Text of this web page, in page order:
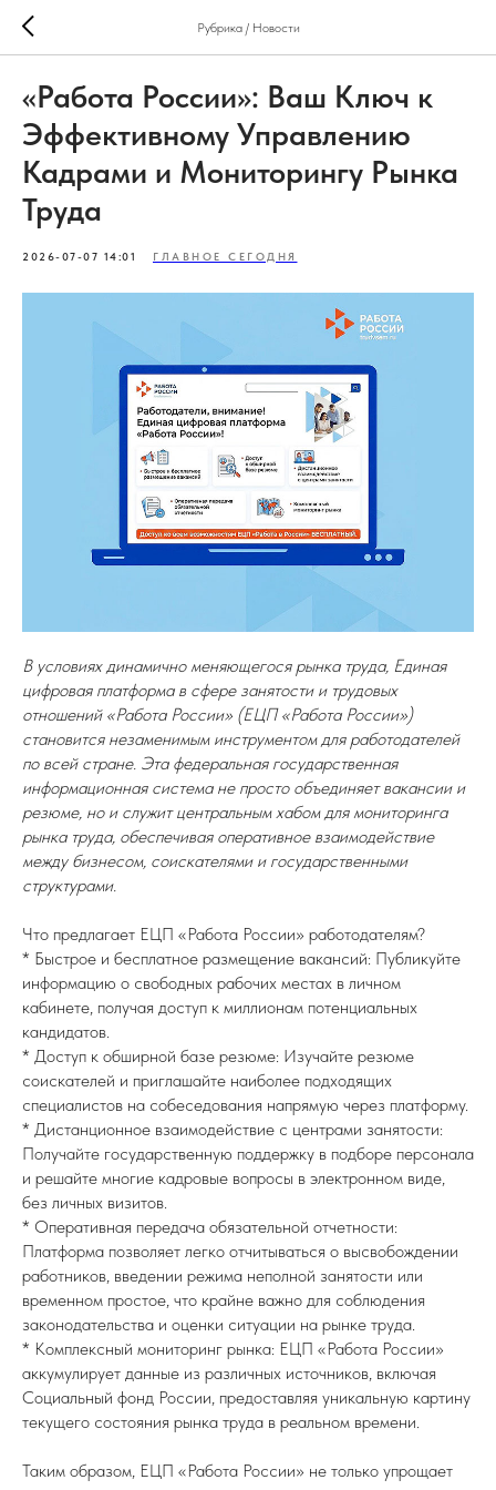
Рубрика / Новости
«Работа России»: Ваш Ключ к
Эффективному Управлению
Кадрами и Мониторингу Рынка
Труда
2026-07-07 14:01 ГЛАВНОЕ СЕГОДНЯ
В условиях динамично меняющегося рынка труда, Единая
цифровая платформа в сфере занятости и трудовых
отношений «Работа России» (ЕЦП «Работа России»)
становится незаменимым инструментом для работодателей
по всей стране. Эта федеральная государственная
информационная система не просто объединяет вакансии и
резюме, но и служит центральным хабом для мониторинга
рынка труда, обеспечивая оперативное взаимодействие
между бизнесом, соискателями и государственными
структурами.
Что предлагает ЕЦП «Работа России» работодателям?
* Быстрое и бесплатное размещение вакансий: Публикуйте
информацию о свободных рабочих местах в личном
кабинете, получая доступ к миллионам потенциальных
кандидатов.
* Доступ к обширной базе резюме: Изучайте резюме
соискателей и приглашайте наиболее подходящих
специалистов на собеседования напрямую через платформу.
* Дистанционное взаимодействие с центрами занятости:
Получайте государственную поддержку в подборе персонала
и решайте многие кадровые вопросы в электронном виде,
без личных визитов.
* Оперативная передача обязательной отчетности:
Платформа позволяет легко отчитываться о высвобождении
работников, введении режима неполной занятости или
временном простое, что крайне важно для соблюдения
законодательства и оценки ситуации на рынке труда.
* Комплексный мониторинг рынка: ЕЦП «Работа России»
аккумулирует данные из различных источников, включая
Социальный фонд России, предоставляя уникальную картину
текущего состояния рынка труда в реальном времени.
Таким образом, ЕЦП «Работа России» не только упрощает